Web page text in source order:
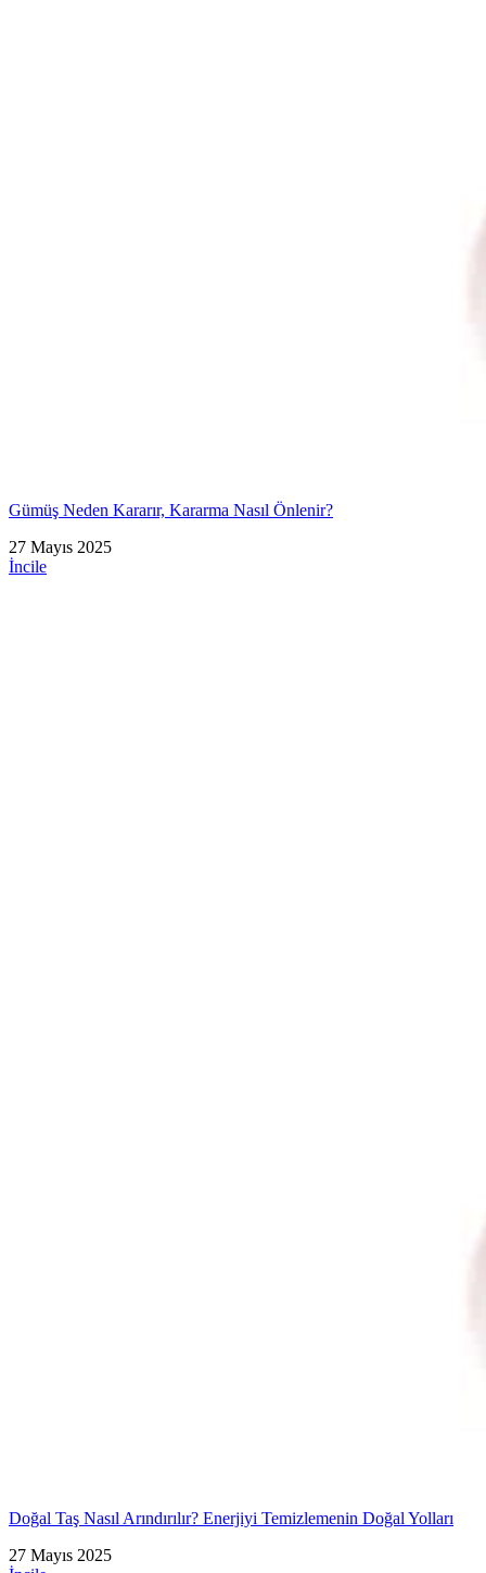
Gümüş Neden Kararır, Kararma Nasıl Önlenir?
27 Mayıs 2025
İncile
Doğal Taş Nasıl Arındırılır? Enerjiyi Temizlemenin Doğal Yolları
27 Mayıs 2025